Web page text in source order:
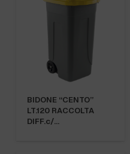
BIDONE “CENTO”
LT.120 RACCOLTA
DIFF.c/…